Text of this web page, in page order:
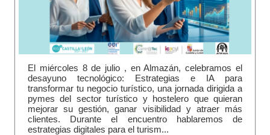
El miércoles 8 de julio , en Almazán, celebramos el
desayuno tecnológico: Estrategias e IA para
transformar tu negocio turístico, una jornada dirigida a
pymes del sector turístico y hostelero que quieran
mejorar su gestión, ganar visibilidad y atraer más
clientes. Durante el encuentro hablaremos de
estrategias digitales para el turism...